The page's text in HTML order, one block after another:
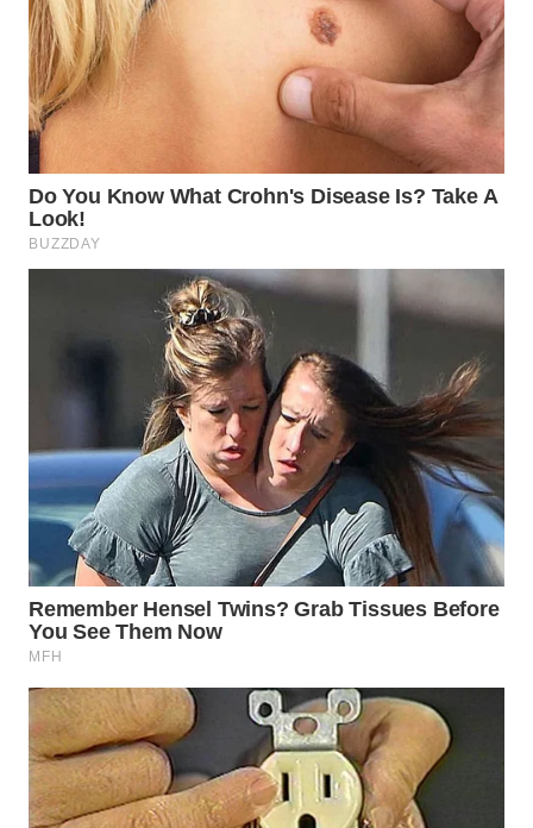
WN
BEKASI
WN
BOGOR
WN
DEPOK
WN
WN
WN
PADANG
LAWAS
WN
SUMEDANG
CIANJUR
WN
KEPULAUAN
SERIBU